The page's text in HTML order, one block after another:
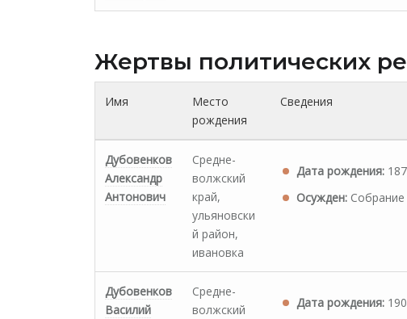
Жертвы политических
Имя
Место
рождения
Сведения
Дубовенков
Александр
Антонович
Средне-
волжский
край,
ульяновски
й район,
ивановка
Дата рождения:
Осужден: Собрание
Дубовенков
Василий
Средне-
волжский
Дата рождения: